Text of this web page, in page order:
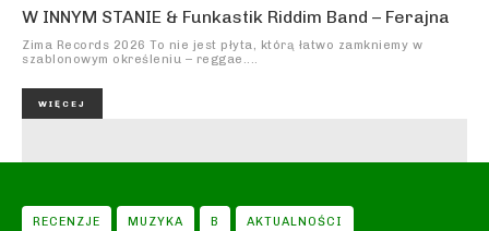
W INNYM STANIE & Funkastik Riddim Band – Ferajna
Zima Records 2026 To nie jest płyta, którą łatwo zamkniemy w
szablonowym określeniu – reggae....
WIĘCEJ
RECENZJE MUZYKA B AKTUALNOŚCI